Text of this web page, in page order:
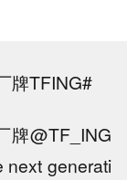
牌TFING#
牌@TF_ING
next generati